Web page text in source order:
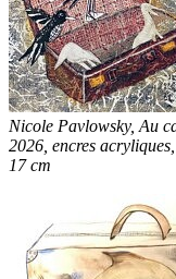
Nicole Pavlowsky, Au
2026, encres
17 cm